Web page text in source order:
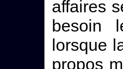
affaires
besoin
lorsque
propos